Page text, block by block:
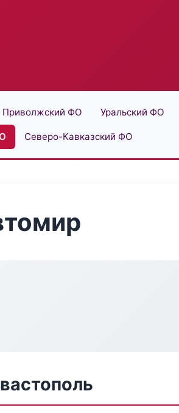
Приволжский ФО Уральский ФО
Северо-Кавказский ФО